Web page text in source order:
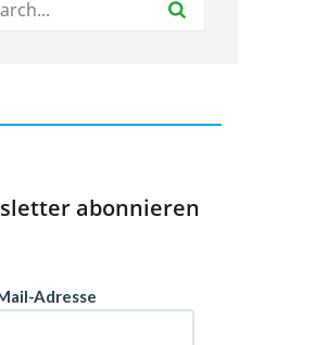
abonnieren